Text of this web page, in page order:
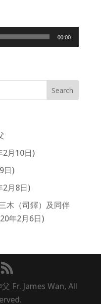
00:00
2月10日)
日)
2月8日)
木（司鐸）及同伴
年2月6日)
Fr. James Wan, All